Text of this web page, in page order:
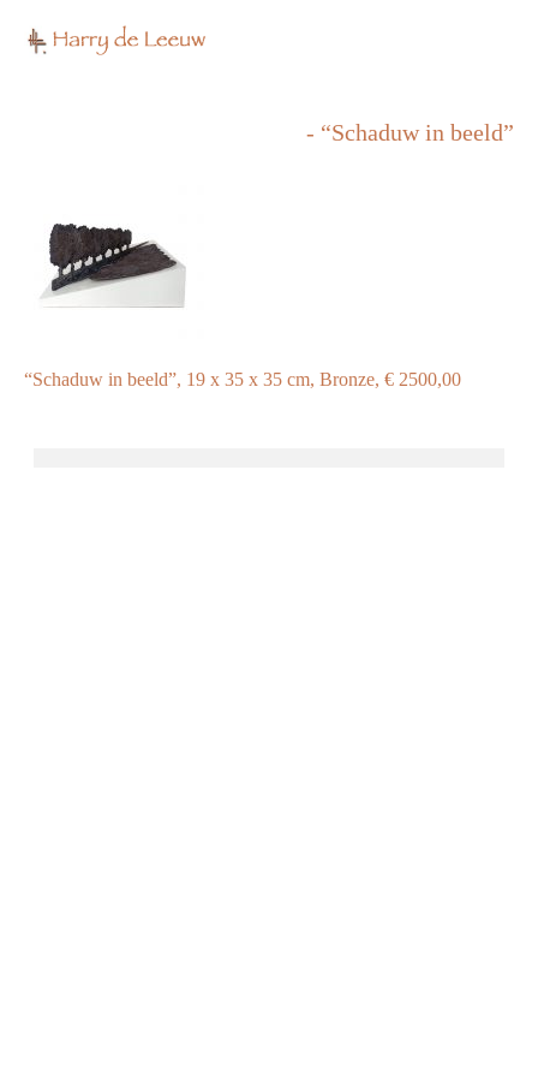
- “Schaduw in beeld”
“Schaduw in beeld”, 19 x 35 x 35 cm, Bronze, € 2500,00